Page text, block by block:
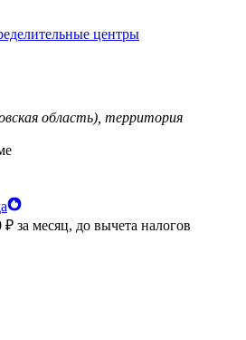
центры
область), территория
₽ за месяц, до вычета налогов